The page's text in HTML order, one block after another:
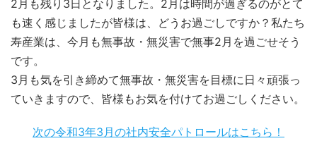
2月も残り3日となりました。2月は時間が過ぎるのがとて
も速く感じましたが皆様は、どうお過ごしですか？私たち
寿産業は、今月も無事故・無災害で無事2月を過ごせそう
です。
3月も気を引き締めて無事故・無災害を目標に日々頑張っ
ていきますので、皆様もお気を付けてお過ごしください。
次の令和3年3月の社内安全パトロールはこちら！